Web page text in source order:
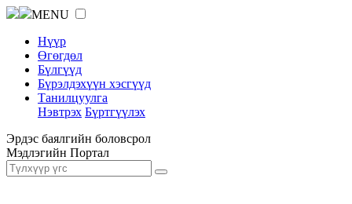
MENU
Нүүр
Өгөгдөл
Бүлгүүд
Бүрэлдэхүүн хэсгүүд
Танилцуулга
Нэвтрэх Бүртгүүлэх
Эрдэс баялгийн боловсрол
Мэдлэгийн Портал